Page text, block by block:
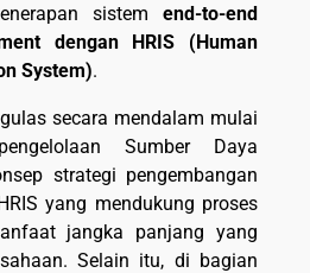
sistem end-to-end
dengan HRIS (Human
System).
secara mendalam mulai
Sumber Daya
strategi pengembangan
yang mendukung proses
jangka panjang yang
Selain itu, di bagian